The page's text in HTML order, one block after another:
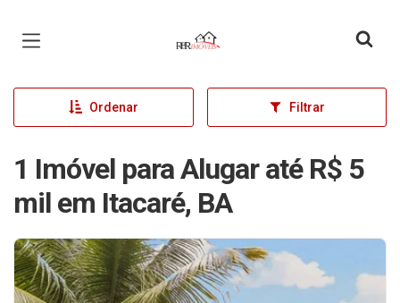
Página inicial
Ordenar Filtrar
1 Imóvel para Alugar até R$ 5
mil em Itacaré, BA